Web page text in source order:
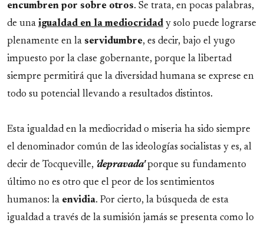
encumbren por sobre otros. Se trata, en pocas palabras,
de una igualdad en la mediocridad y solo puede lograrse
plenamente en la servidumbre, es decir, bajo el yugo
impuesto por la clase gobernante, porque la libertad
siempre permitirá que la diversidad humana se exprese en
todo su potencial llevando a resultados distintos.
Esta igualdad en la mediocridad o miseria ha sido siempre
el denominador común de las ideologías socialistas y es, al
decir de Tocqueville, 'depravada'porque su fundamento
último no es otro que el peor de los sentimientos
humanos: la envidia. Por cierto, la búsqueda de esta
igualdad a través de la sumisión jamás se presenta como lo